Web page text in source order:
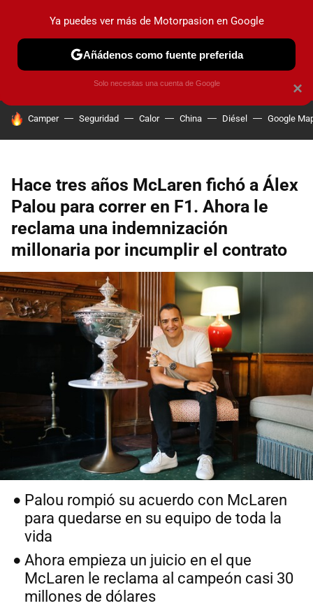
PRUEBAS COCHES ELÉCTRICOS OBSERVATORIO
HOY SE HABLA DE
Camper Seguridad Calor China Diésel Google
Hace tres años McLaren fichó a Álex
Palou para correr en F1. Ahora le
reclama una indemnización
millonaria por incumplir el contrato
Palou rompió su acuerdo con McLaren
para quedarse en su equipo de toda la
vida
Ahora empieza un juicio en el que
McLaren le reclama al campeón casi 30
millones de dólares
×
Ya puedes ver más de Motorpasion en Google
Añádenos como fuente preferida
Solo necesitas una cuenta de Google